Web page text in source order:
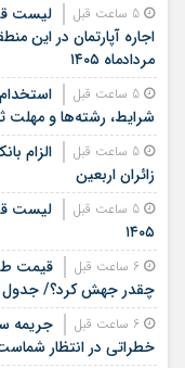
لیست
اجاره آپارتمان در این
مردادماه ۱۴۰۵
شرایط، رشته‌ها و مهلت
الزام
زائران اربعین
لیست
۱۴۰۵
چقدر جهش کرد؟/
جریمه
خطراتی در انتظار